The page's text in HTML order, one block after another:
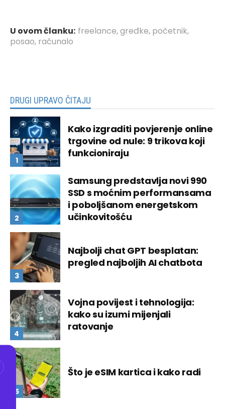
U ovom članku: freelance,gređke, početnik,
posao, računalo
DRUGI UPRAVO ČITAJU
Kako izgraditi povjerenje online
trgovine od nule: 9 trikova koji
funkcioniraju
Samsung predstavlja novi 990
SSD s moćnim performansama
i poboljšanom energetskom
učinkovitošću
Najbolji chat GPT besplatan:
pregled najboljih AI chatbota
Vojna povijest i tehnologija:
kako su izumi mijenjali
ratovanje
Što je eSIM kartica i kako radi